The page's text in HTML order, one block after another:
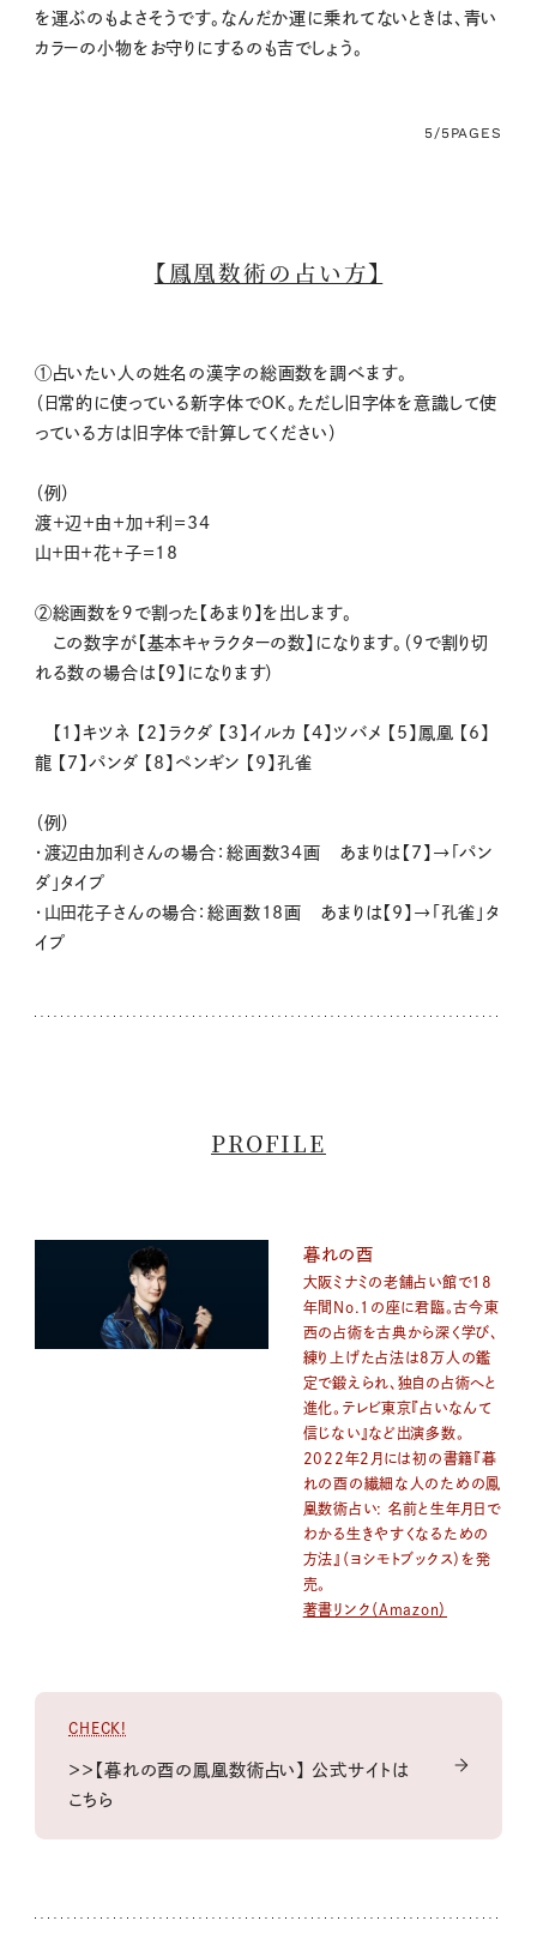
を運ぶのもよさそうです。なんだか運に乗れてないときは、青い
カラーの小物をお守りにするのも吉でしょう。
5/5PAGES
【鳳凰数術の占い方】
①占いたい人の姓名の漢字の総画数を調べます。
（日常的に使っている新字体でOK。ただし旧字体を意識して使
っている方は旧字体で計算してください）
（例）
渡＋辺＋由＋加＋利＝34
山＋田＋花＋子＝18
②総画数を９で割った【あまり】を出します。
この数字が【基本キャラクターの数】になります。（9で割り切
れる数の場合は【9】になります）
【1】キツネ 【2】ラクダ 【3】イルカ 【4】ツバメ 【5】鳳凰 【6】
龍 【7】パンダ 【8】ペンギン 【9】孔雀
（例）
・渡辺由加利さんの場合：総画数34画 あまりは【7】→「パン
ダ」タイプ
・山田花子さんの場合：総画数18画 あまりは【9】→「孔雀」タ
イプ
PROFILE
暮れの酉
大阪ミナミの老舗占い館で18
年間No.1の座に君臨。古今東
西の占術を古典から深く学び、
練り上げた占法は8万人の鑑
定で鍛えられ、独自の占術へと
進化。テレビ東京『占いなんて
信じない』など出演多数。
2022年2月には初の書籍『暮
れの酉の繊細な人のための鳳
凰数術占い: 名前と生年月日で
わかる生きやすくなるための
方法』（ヨシモトブックス）を発
売。
著書リンク（Amazon）
CHECK!
＞＞【暮れの酉の鳳凰数術占い】 公式サイトは
こちら